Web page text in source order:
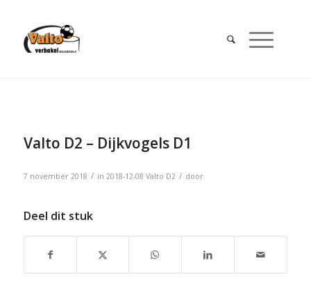
Valto D2 – Dijkvogels D1
7 november 2018 / in 2018-12-08 Valto D2 / door
Deel dit stuk